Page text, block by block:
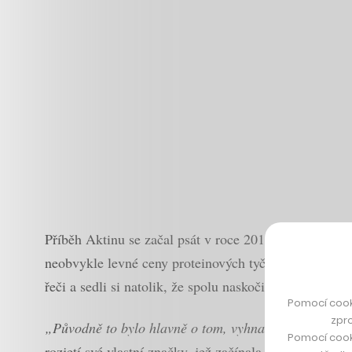
Příběh Aktinu se začal psát v roce 2010, když
neobvykle levné ceny proteinových tyčinek, kvůli
řeči a sedli si natolik, že spolu naskočili do byznysu.
„Původně to bylo hlavně o tom, vyhnat z Česka a
Pomocí
Pomocí